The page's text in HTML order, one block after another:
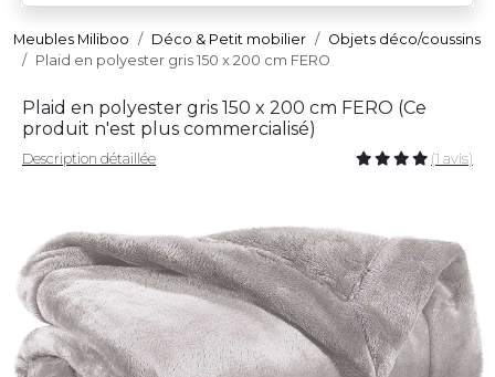
Meubles Miliboo Déco & Petit mobilier
Objets déco/coussins
Plaid en polyester gris 150 x 200 cm FERO
Plaid en polyester gris 150 x 200 cm FERO (Ce
produit n'est plus commercialisé)
Description détaillée (1 avis)